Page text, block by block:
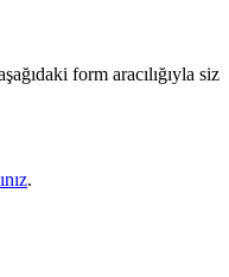
form aracılığıyla siz
.